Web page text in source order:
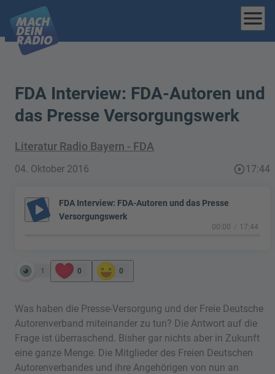
menu
FDA Interview: FDA-Autoren und
das Presse Versorgungswerk
Literatur Radio Bayern - FDA
04. Oktober 2016 play_circle_outline17:44
play_arrow
FDA Interview: FDA-Autoren und das Presse
Versorgungswerk
00:00 17:44
1 0 0
Was haben die Presse-Versorgung und der Freie Deutsche
Autorenverband miteinander zu tun? Die Antwort auf die
Frage ist überraschend. Bisher gar nichts aber in Zukunft
eine ganze Menge. Die Mitglieder des Freien Deutschen
Autorenverbandes und ihre Angehörigen von nun an